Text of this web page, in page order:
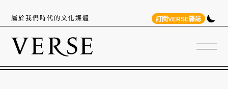
屬於我們時代的文化媒體 訂閱VERSE雜誌